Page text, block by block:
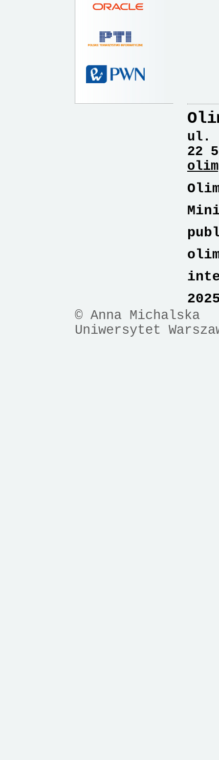
ul.
22
© Anna Michalska
Uniwersytet